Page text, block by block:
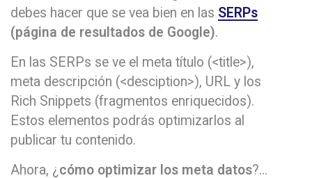
debes hacer que se vea bien en las SERPs
(página de resultados de Google).
En las SERPs se ve el meta título (<title>),
meta descripción (<desciption>), URL y los
Rich Snippets (fragmentos enriquecidos).
Estos elementos podrás optimizarlos al
publicar tu contenido.
Ahora, ¿ cómo optimizar los meta datos?…